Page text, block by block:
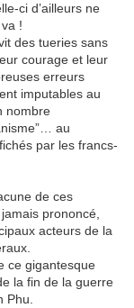
ci d’ailleurs ne
!
des tueries sans
courage et leur
erreurs
imputables au
nombre
au
par les francs-
de ces
prononcé,
acteurs de la
ce gigantesque
la fin de la guerre
Phu.